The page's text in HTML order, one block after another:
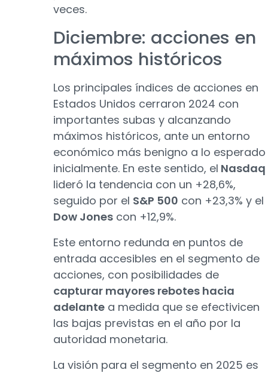
veces.
Diciembre: acciones en
máximos históricos
Los principales índices de acciones en
Estados Unidos cerraron 2024 con
importantes subas y alcanzando
máximos históricos, ante un entorno
económico más benigno a lo esperado
inicialmente. En este sentido, el Nasdaq
lideró la tendencia con un +28,6%,
seguido por el S&P 500 con +23,3% y el
Dow Jones con +12,9%.
Este entorno redunda en puntos de
entrada accesibles en el segmento de
acciones, con posibilidades de
capturar mayores rebotes hacia
adelante a medida que se efectivicen
las bajas previstas en el año por la
autoridad monetaria.
La visión para el segmento en 2025 es